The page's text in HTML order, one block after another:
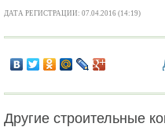
ДАТА РЕГИСТРАЦИИ: 07.04.2016 (14:19)
Другие строительные